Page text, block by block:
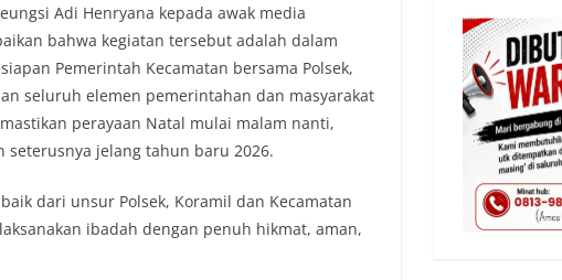
Adi Henryana kepada awak media
bahwa kegiatan tersebut adalah dalam
Pemerintah Kecamatan bersama Polsek,
seluruh elemen pemerintahan dan masyarakat
perayaan Natal mulai malam nanti,
seterusnya jelang tahun baru 2026.
dari unsur Polsek, Koramil dan Kecamatan
ibadah dengan penuh hikmat, aman,